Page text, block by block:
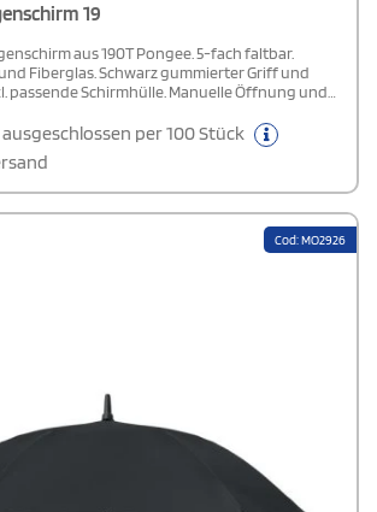
19
aus 190T Pongee. 5-fach faltbar.
Fiberglas. Schwarz gummierter Griff und
passende Schirmhülle. Manuelle Öffnung und
ausgeschlossen per 100 Stück
Cod: MO2926